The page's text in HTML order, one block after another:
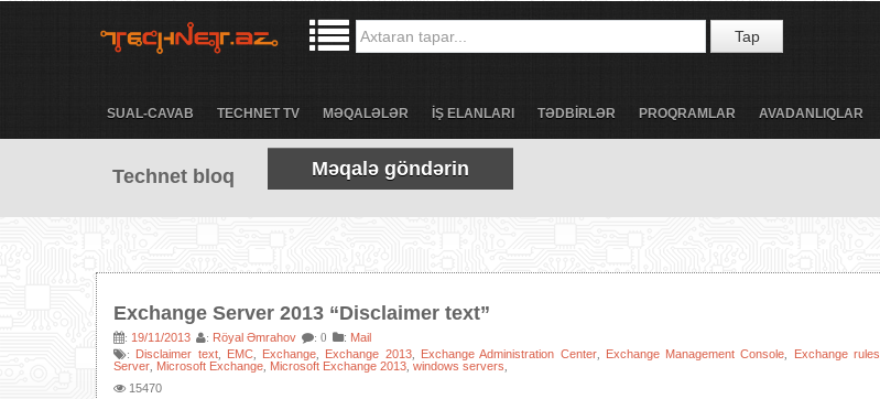
Tap
SUAL-CAVAB TECHNET TV MƏQALƏLƏR İŞ ELANLARI TƏDBİRLƏR PROQRAMLAR AVADANLIQLAR
Technet bloq Məqalə göndərin
Exchange Server 2013 “Disclaimer text”
: 19/11/2013 : Röyal Əmrahov : 0 : Mail
: Disclaimer text, EMC, Exchange Exchange 2013, Exchange Administration Center, Exchange Management Console Exchange rules
Server Microsoft Exchange Microsoft Exchange 2013 windows servers
15470